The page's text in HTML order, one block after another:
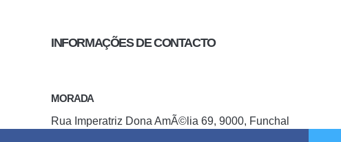
INFORMAÇÕES DE CONTACTO
MORADA
Rua Imperatriz Dona AmÃ©lia 69, 9000, Funchal